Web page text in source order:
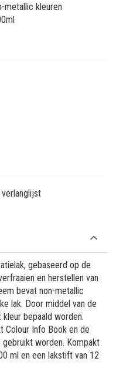
metallic kleuren
gebaseerd op de
en herstellen van
bevat non-metallic
lak. Door middel van de
bepaald worden.
Colour Info Book en de
worden. Kompakt
ml en een lakstift van 12